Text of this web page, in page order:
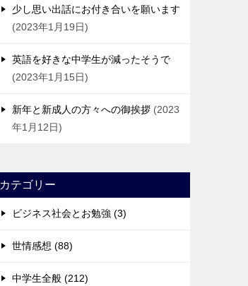
少し思い出話にお付き合いを願います
2023年1月19日
英語を好きな中学生が減ったそうで
2023年1月15日
新年と新成人の方々への御挨拶 2023
年1月12日
カテゴリー
ビジネス社会とお勉強 (3)
世情感想 (88)
中学生全般 (212)